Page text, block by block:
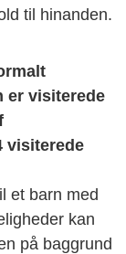
til hinanden.
er visiterede
visiterede
et barn med
kan
på baggrund